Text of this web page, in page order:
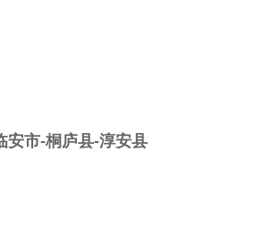
安市-桐庐县-淳安县